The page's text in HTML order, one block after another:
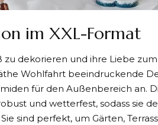
im XXL-Format
zu dekorieren und ihre Liebe
Wohlfahrt beeindruckende
für den Außenbereich an.
und wetterfest, sodass sie
sind perfekt, um Gärten,